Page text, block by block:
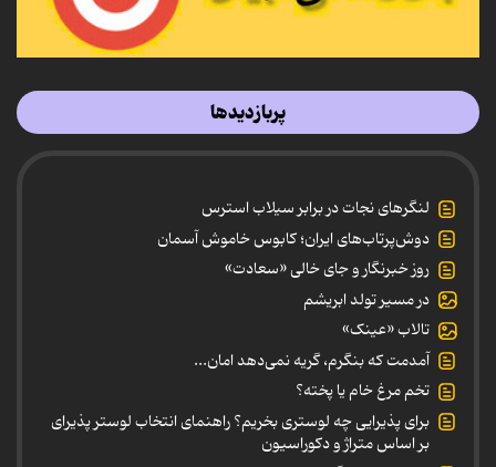
پربازدیدها
لنگرهای نجات در برابر سیلاب استرس
دوش‌پرتاب‌های ایران؛ کابوس خاموش آسمان
روز خبرنگار و جای خالی «سعادت»
در مسیر تولد ابریشم
تالاب «عینک»
آمدمت که بنگرم، گریه نمی‌دهد امان...
تخم مرغ خام یا پخته؟
برای پذیرایی چه لوستری بخریم؟ راهنمای انتخاب لوستر پذیرای
بر اساس متراژ و دکوراسیون